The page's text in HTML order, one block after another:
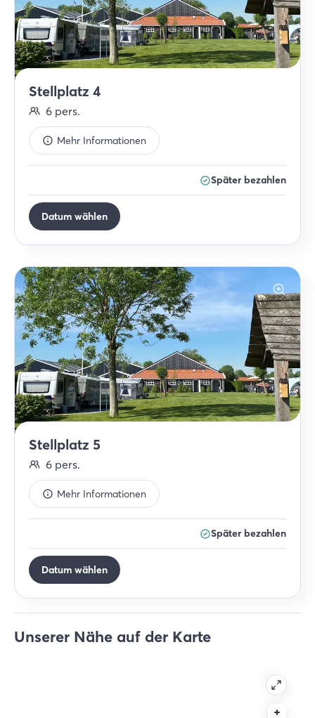
Stellplatz 4
6 pers.
Mehr Informationen
Später bezahlen
Datum wählen
Stellplatz 5
6 pers.
Mehr Informationen
Später bezahlen
Datum wählen
Unserer Nähe auf der Karte